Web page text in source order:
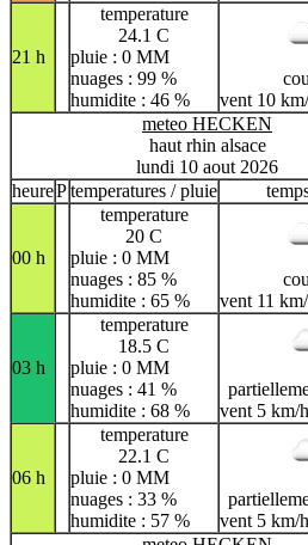
21 h
temperature
24.1 C
pluie : 0 MM
nuages : 99 %
humidite : 46 %
vent 10
meteo HECKEN
haut rhin alsace
lundi 10 aout 2026
heurePtemperatures / pluie
00 h
temperature
20 C
pluie : 0 MM
nuages : 85 %
humidite : 65 %
vent 11
03 h
temperature
18.5 C
pluie : 0 MM
nuages : 41 %
humidite : 68 %
vent 5 km/
06 h
temperature
22.1 C
pluie : 0 MM
nuages : 33 %
humidite : 57 %
vent 5 km/